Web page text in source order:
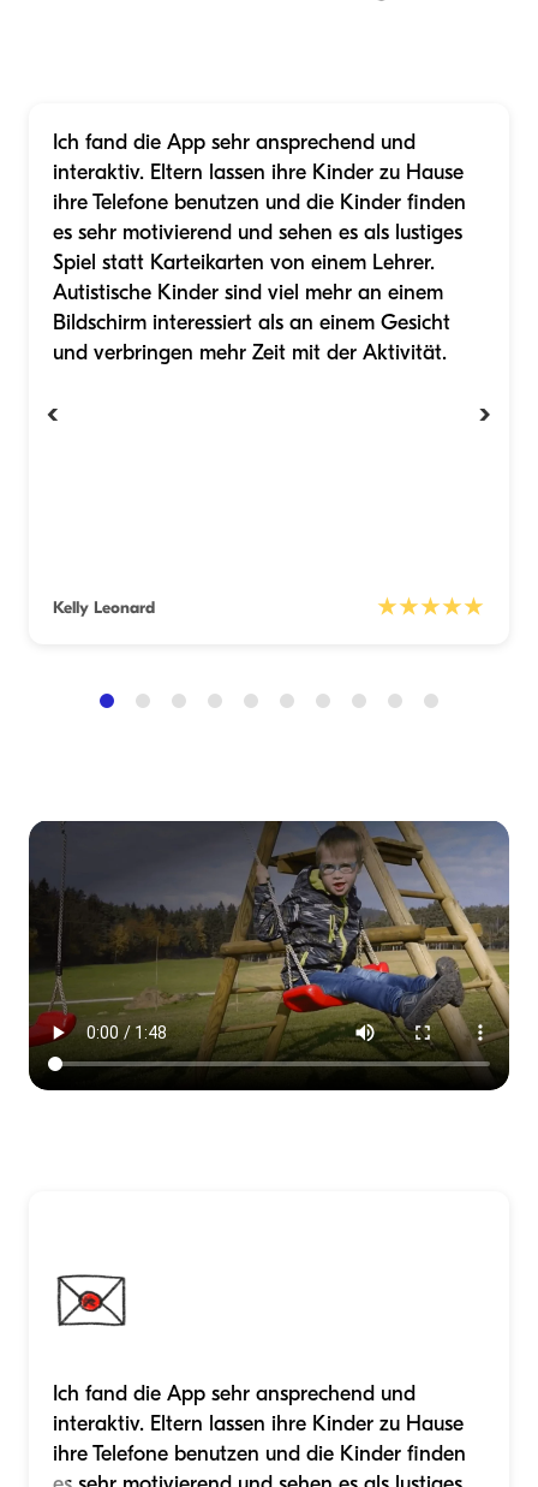
‹
Ich fand die App sehr ansprechend und
interaktiv. Eltern lassen ihre Kinder zu Hause
ihre Telefone benutzen und die Kinder finden
es sehr motivierend und sehen es als lustiges
Spiel statt Karteikarten von einem Lehrer.
Autistische Kinder sind viel mehr an einem
Bildschirm interessiert als an einem Gesicht
und verbringen mehr Zeit mit der Aktivität.
Kelly Leonard ★★★★★
›
Ich fand die App sehr ansprechend und
interaktiv. Eltern lassen ihre Kinder zu Hause
ihre Telefone benutzen und die Kinder finden